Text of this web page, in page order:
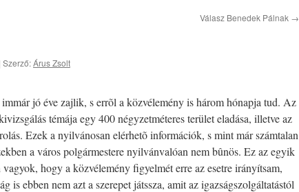
Válasz Benedek Pálnak →
Szerző:Árus Zsolt
jó éve zajlik, s errõl a közvélemény is három hónapja tud. Az
témája egy 400 négyzetméteres terület eladása, illetve az
Ezek a nyilvánosan elérhetõ információk, s mint már számtalan
a város polgármestere nyilvánvalóan nem bûnös. Ez az egyik
hogy a közvélemény figyelmét erre az esetre irányítsam,
is ebben nem azt a szerepet játssza, amit az igazságszolgáltatástól